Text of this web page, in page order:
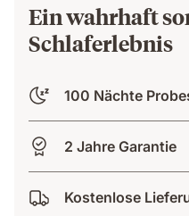
Ein wahrhaft
Schlaferlebnis
100 Nächte
2 Jahre Garantie
Kostenlose